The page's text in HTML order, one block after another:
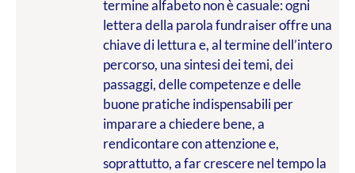
termine alfabeto non è casuale: ogni
lettera della parola fundraiser offre una
chiave di lettura e, al termine dell’intero
percorso, una sintesi dei temi, dei
passaggi, delle competenze e delle
buone pratiche indispensabili per
imparare a chiedere bene, a
rendicontare con attenzione e,
soprattutto, a far crescere nel tempo la